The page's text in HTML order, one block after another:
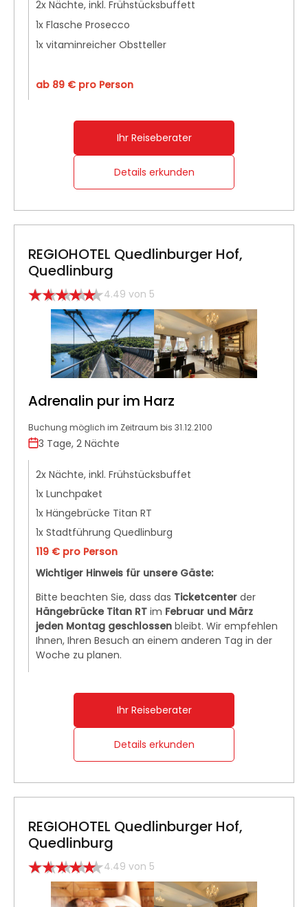
2x Nächte, inkl. Frühstücksbuffett
1x Flasche Prosecco
1x vitaminreicher Obstteller
ab 89 € pro Person
Ihr Reiseberater
Details erkunden
REGIOHOTEL Quedlinburger Hof,
Quedlinburg
4.49 von 5
Adrenalin pur im Harz
Buchung möglich im Zeitraum bis 31.12.2100
3 Tage, 2 Nächte
2x Nächte, inkl. Frühstücksbuffet
1x Lunchpaket
1x Hängebrücke Titan RT
1x Stadtführung Quedlinburg
119 € pro Person
Wichtiger Hinweis für unsere Gäste:
Bitte beachten Sie, dass das Ticketcenter der
Hängebrücke Titan RT im Februar und März
jeden Montag geschlossen bleibt. Wir empfehlen
Ihnen, Ihren Besuch an einem anderen Tag in der
Woche zu planen.
Ihr Reiseberater
Details erkunden
REGIOHOTEL Quedlinburger Hof,
Quedlinburg
4.49 von 5